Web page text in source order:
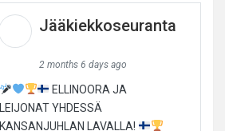
Jääkiekkoseuranta
2 months 6 days ago
ELLINOORA JA
LEIJONAT YHDESSÄ
KANSANJUHLAN LAVALLA!